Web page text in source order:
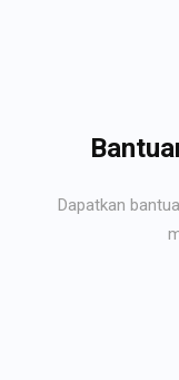
Dapatkan